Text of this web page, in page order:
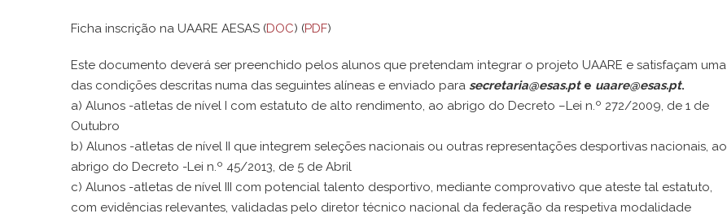
Ficha inscrição na UAARE AESAS (DOC) (PDF)
Este documento deverá ser preenchido pelos alunos que pretendam integrar o projeto UAARE e satisfaçam uma
das condições descritas numa das seguintes alíneas e enviado para secretaria@esas.pte uaare@esas.pt.
a) Alunos -atletas de nível I com estatuto de alto rendimento, ao abrigo do Decreto –Lei n.º 272/2009, de 1 de
Outubro
b) Alunos -atletas de nível II que integrem seleções nacionais ou outras representações desportivas nacionais, ao
abrigo do Decreto -Lei n.º 45/2013, de 5 de Abril
c) Alunos -atletas de nível III com potencial talento desportivo, mediante comprovativo que ateste tal estatuto,
com evidências relevantes, validadas pelo diretor técnico nacional da federação da respetiva modalidade